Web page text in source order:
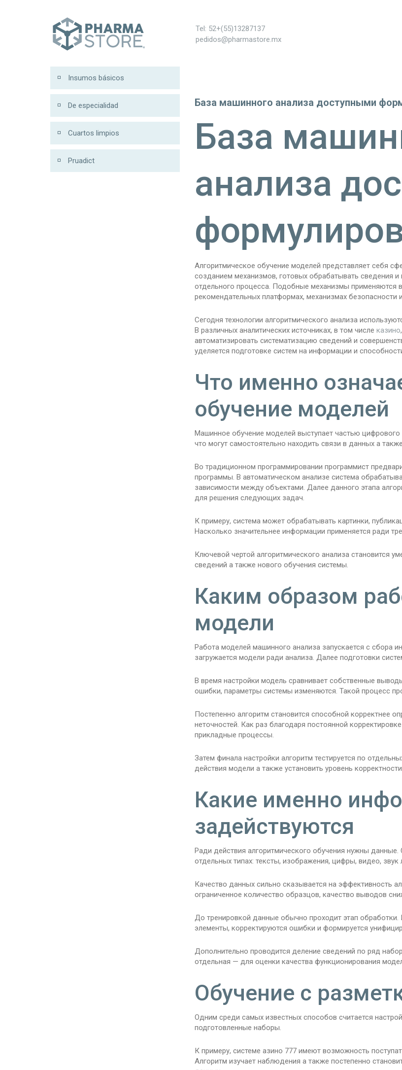
Tel: 52+(55)13287137
pedidos@pharmastore.mx
Insumos básicos
De especialidad
Cuartos limpios
Pruadict
База машинного анализа доступными
База
анализа
Алгоритмическое обучение моделей представляет себя
созданием механизмов, готовых обрабатывать сведения
отдельного процесса. Подобные механизмы применяются
рекомендательных платформах, механизмах безопасности
Сегодня технологии алгоритмического анализа
В различных аналитических источниках, в том числе казино
автоматизировать систематизацию сведений и
уделяется подготовке систем на информации и
Что именно
обучение моделей
Машинное обучение моделей выступает частью
что могут самостоятельно находить связи в данных а
Во традиционном программировании программист
программы. В автоматическом анализе система
зависимости между объектами. Далее данного этапа
для решения следующих задач.
К примеру, система может обрабатывать картинки,
Насколько значительнее информации применяется ради
Ключевой чертой алгоритмического анализа становится
сведений а также нового обучения системы.
Каким образом
модели
Работа моделей машинного анализа запускается с сбора
загружается модели ради анализа. Далее подготовки
В время настройки модель сравнивает собственные
ошибки, параметры системы изменяются. Такой процесс
Постепенно алгоритм становится способной корректнее
неточностей. Как раз благодаря постоянной
прикладные процессы.
Затем финала настройки алгоритм тестируется по
действия модели а также установить уровень
Какие именно
задействуются
Ради действия алгоритмического обучения нужны
отдельных типах: тексты, изображения, цифры, видео, звук
Качество данных сильно сказывается на эффективность
ограниченное количество образцов, качество выводов
До тренировкой данные обычно проходит этап
элементы, корректируются ошибки и формируется
Дополнительно проводится деление сведений по ряд
отдельная — для оценки качества функционирования
Обучение с
Одним среди самых известных способов считается
подготовленные наборы.
К примеру, системе азино 777 имеют возможность
Алгоритм изучает наблюдения а также постепенно